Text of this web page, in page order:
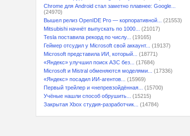
Chrome для Android стал заметно плавнее: Google...
(24970)
Вышел релиз OpenIDE Pro — корпоративной...
(21553)
Mitsubishi начнёт выпускать по 1000...
(21017)
Tesla поставила рекорд по числу...
(19165)
Геймер отсудил у Microsoft свой аккаунт...
(19137)
Microsoft представила ИИ, который...
(18771)
«Яндекс» улучшил поиск АЗС без...
(17684)
Microsoft и Mistral обменяются моделями...
(17336)
«Яндекс» посадил ИИ-агентов...
(15969)
Первый трейлер и «непревзойдённая...
(15700)
Учёные нашли способ обрушить...
(15215)
Закрытая Xbox студия-разработчик...
(14784)